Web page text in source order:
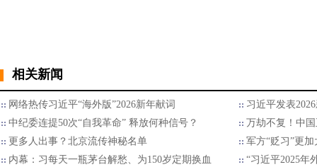
相关新闻
网络热传习近平“海外版”2026新年献词
习近平发表
中纪委连提50次“自我革命” 释放何种信号？
万劫不复！中
更多人出事？北京流传神秘名单
军方“贬习”更加
内幕：习每天一瓶茅台解愁、为150岁定期换血
“习近平2025年